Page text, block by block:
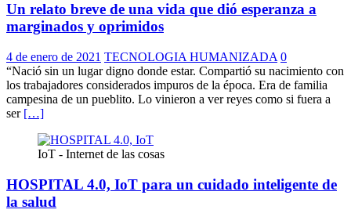
Un relato breve de una vida que dió esperanza a
marginados y oprimidos
4 de enero de 2021 TECNOLOGIA HUMANIZADA 0
“Nació sin un lugar digno donde estar. Compartió su nacimiento con
los trabajadores considerados impuros de la época. Era de familia
campesina de un pueblito. Lo vinieron a ver reyes como si fuera a
ser […]
IoT - Internet de las cosas
HOSPITAL 4.0, IoT para un cuidado inteligente de
la salud